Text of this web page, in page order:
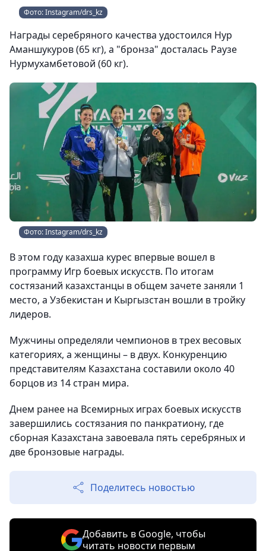
Фото: Instagram/drs_kz
Награды серебряного качества удостоился Нур
Аманшукуров (65 кг), а "бронза" досталась Раузе
Нурмухамбетовой (60 кг).
Фото: Instagram/drs_kz
В этом году казахша курес впервые вошел в
программу Игр боевых искусств. По итогам
состязаний казахстанцы в общем зачете заняли 1
место, а Узбекистан и Кыргызстан вошли в тройку
лидеров.
Мужчины определяли чемпионов в трех весовых
категориях, а женщины – в двух. Конкуренцию
представителям Казахстана составили около 40
борцов из 14 стран мира.
Днем ранее на Всемирных играх боевых искусств
завершились состязания по панкратиону, где
сборная Казахстана завоевала пять серебряных и
две бронзовые награды.
Поделитесь новостью
Добавить в Google, чтобы
читать новости первым